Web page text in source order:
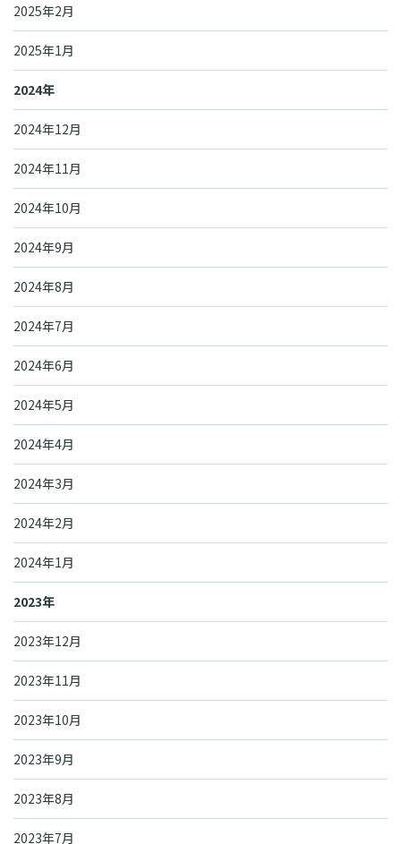
2025年2月
2025年1月
2024年
2024年12月
2024年11月
2024年10月
2024年9月
2024年8月
2024年7月
2024年6月
2024年5月
2024年4月
2024年3月
2024年2月
2024年1月
2023年
2023年12月
2023年11月
2023年10月
2023年9月
2023年8月
2023年7月